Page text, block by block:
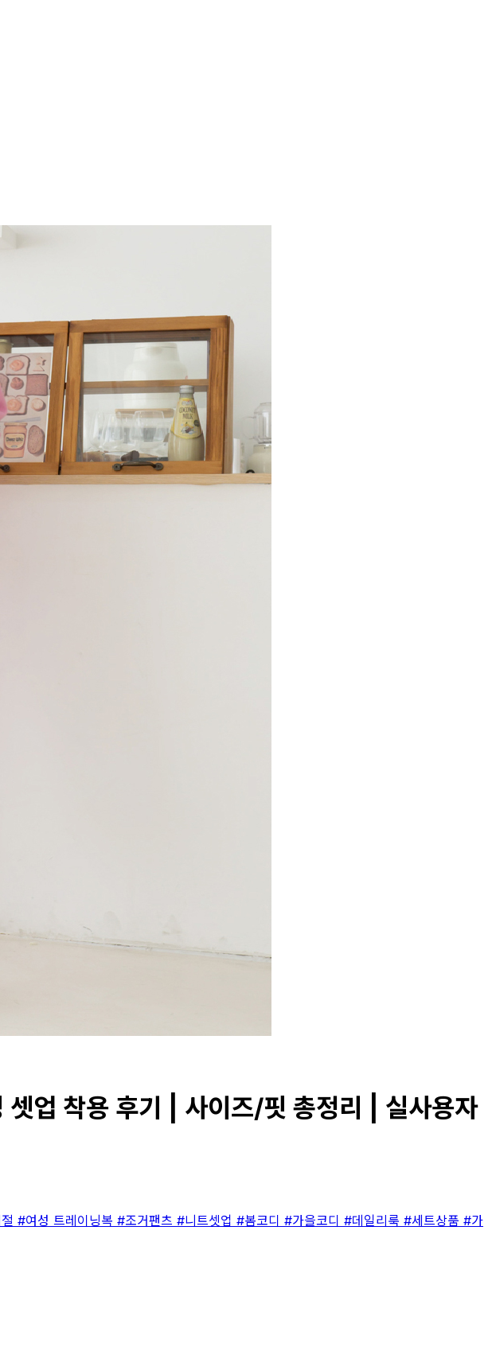
셋업 착용 후기 | 사이즈/핏 총정리 | 실사용자
#여성 트레이닝복 #조거팬츠 #니트셋업 #봄코디 #가을코디 #데일리룩 #세트상품 #가